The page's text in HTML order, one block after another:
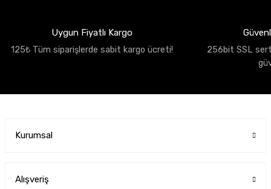
Uygun Fiyatlı Kargo
125₺ Tüm siparişlerde sabit kargo ücreti!
256bit SSL
Kurumsal
Alışveriş